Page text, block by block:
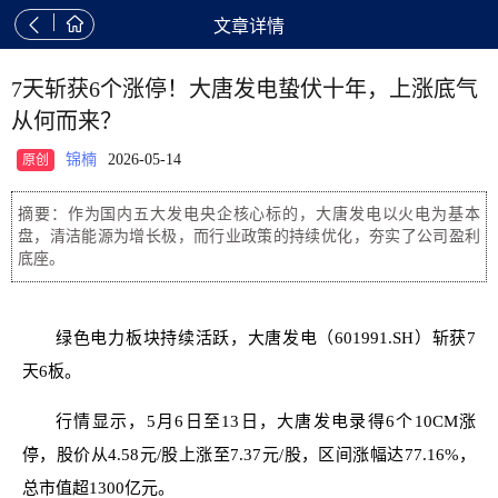
  文章详情
7天斩获6个涨停！大唐发电蛰伏十年，上涨底气
从何而来？
原创 锦楠 2026-05-14
摘要：作为国内五大发电央企核心标的，大唐发电以火电为基本
盘，清洁能源为增长极，而行业政策的持续优化，夯实了公司盈利
底座。
绿色电力板块持续活跃，大唐发电（601991.SH）斩获7
天6板。
行情显示，5月6日至13日，大唐发电录得6个10CM涨
停，股价从4.58元/股上涨至7.37元/股，区间涨幅达77.16%，
总市值超1300亿元。